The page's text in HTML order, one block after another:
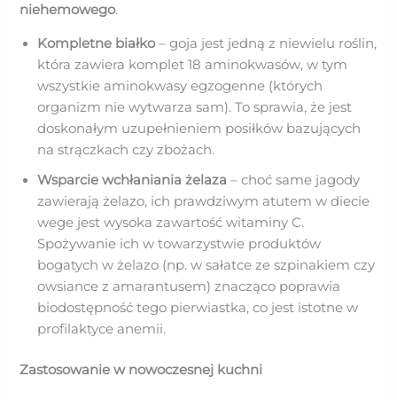
niehemowego.
Kompletne białko– goja jest jedną z niewielu roślin,
która zawiera komplet 18 aminokwasów, w tym
wszystkie aminokwasy egzogenne (których
organizm nie wytwarza sam). To sprawia, że jest
doskonałym uzupełnieniem posiłków bazujących
na strączkach czy zbożach.
Wsparcie wchłaniania żelaza– choć same jagody
zawierają żelazo, ich prawdziwym atutem w diecie
wege jest wysoka zawartość witaminy C.
Spożywanie ich w towarzystwie produktów
bogatych w żelazo (np. w sałatce ze szpinakiem czy
owsiance z amarantusem) znacząco poprawia
biodostępność tego pierwiastka, co jest istotne w
profilaktyce anemii.
Zastosowanie w nowoczesnej kuchni